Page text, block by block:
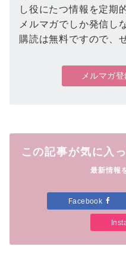
し役にたつ情報を定期
メルマガでしか発信し
購読は無料ですので、
メルマガ
この記事が気に入
最新情報
Facebook